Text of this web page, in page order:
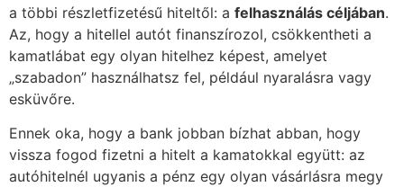
a többi részletfizetésű hiteltől: a felhasználás céljában.
Az, hogy a hitellel autót finanszírozol, csökkentheti a
kamatlábat egy olyan hitelhez képest, amelyet
„szabadon” használhatsz fel, például nyaralásra vagy
esküvőre.
Ennek oka, hogy a bank jobban bízhat abban, hogy
vissza fogod fizetni a hitelt a kamatokkal együtt: az
autóhitelnél ugyanis a pénz egy olyan vásárlásra megy